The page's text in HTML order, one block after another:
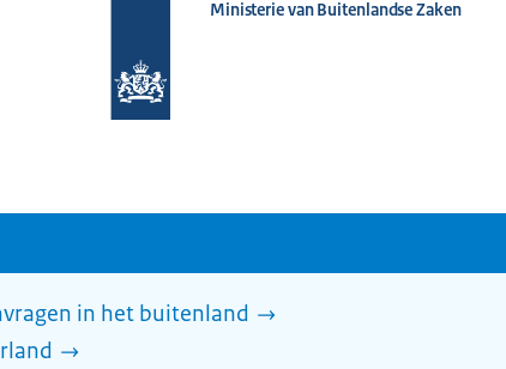
homepage
Ministerie van Buitenlandse Zaken
in het buitenland